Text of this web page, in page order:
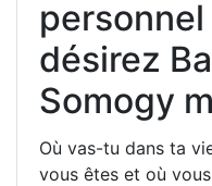
désirez
Somogy
Où vas-tu dans ta
vous êtes et où